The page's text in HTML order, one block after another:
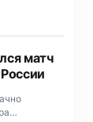
команды.
матч